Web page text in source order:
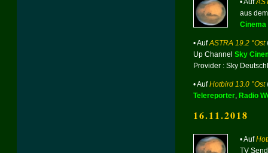
aus
Cinema
• AufASTRA 19.2 °Ost
Up Channel Sky
Provider : Sky
• AufHotbird 13.0 °Ost
Telereporter, Radio
16.11.2018
• Auf
TV